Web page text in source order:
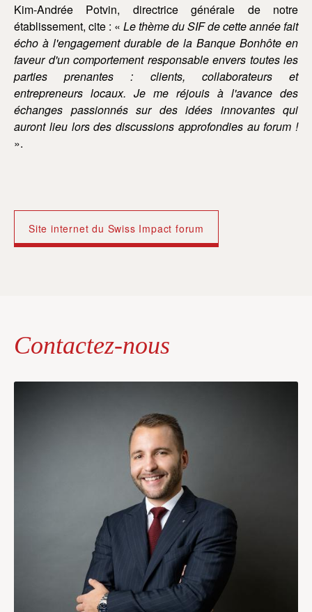
Kim-Andrée Potvin, directrice générale de notre
établissement, cite : « Le thème du SIF de cette année fait
écho à l'engagement durable de la Banque Bonhôte en
faveur d'un comportement responsable envers toutes les
parties prenantes : clients, collaborateurs et
entrepreneurs locaux. Je me réjouis à l'avance des
échanges passionnés sur des idées innovantes qui
auront lieu lors des discussions approfondies au forum !
».
Site internet du Swiss Impact forum
Contactez-nous